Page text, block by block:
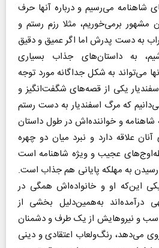
شاهنامه می‌رسیم و درباره آنها حرف
مشهور برمی‌خوریم، مثلا رزم رستم و
به دست پدرش اما اگر عمیق و دقیق
به داستان‌های جذاب بسیاری
می‌تواند به شکل جداگانه مورد توجه
یکی از قصه‌های شگفت‌انگیز و
که مرگ اسفندیار به دست رستم
و خواننده‌اش در طول داستان
علاقه دارد و نبرد میان دو چهره
عجیب و ویژه شاهنامه است
رسیدن به مهلکه پایانی هم جذاب است.
این‌که او و خانواده‌اش همگی در
به‌همین‌دلیل بخشی از
و نیروهایش از یک طرف و دشمنان
می‌دهد، رنگ‌ولعاب اعتقادی و دینی